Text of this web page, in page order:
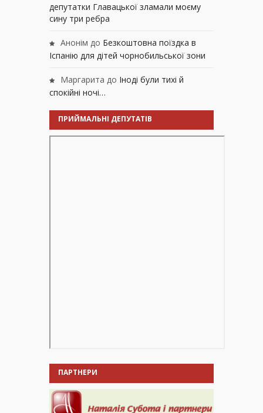
депутатки Главацької зламали моєму
сину три ребра
Анонім до Безкоштовна поїздка в
Іспанію для дітей чорнобильської зони
Маргарита до Іноді були тихі й
спокійні ночі…
ПРИЙМАЛЬНІ ДЕПУТАТІВ
ПАРТНЕРИ